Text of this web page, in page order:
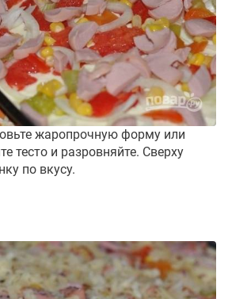
жаропрочную форму или
тесто и разровняйте. Сверху
по вкусу.